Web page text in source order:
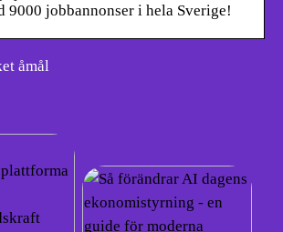
9000 jobbannonser i hela Sverige!
åmål